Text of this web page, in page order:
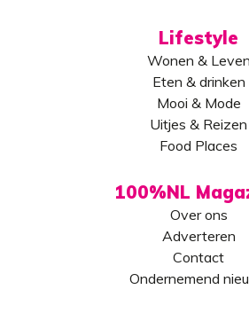
Lifestyle
Wonen & Leven
Eten & drinken
Mooi & Mode
Uitjes & Reizen
Food Places
100%NL
Over ons
Adverteren
Contact
Ondernemend